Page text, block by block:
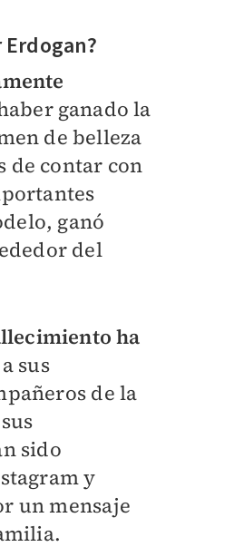
ganado la
de belleza
de contar con
ganó
del
ha
a sus
de la
sido
y
un mensaje